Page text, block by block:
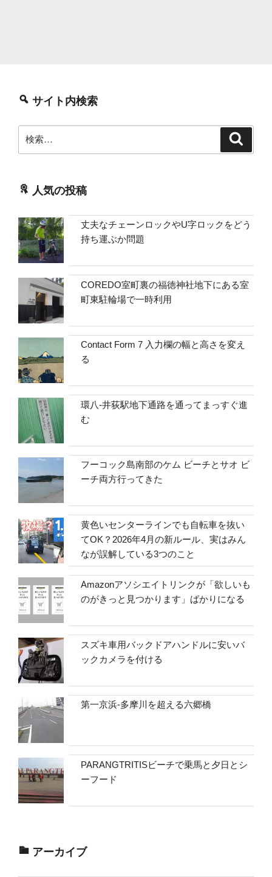
サイト内検索
索:
人気の投稿
丈夫なチェーンロックやU字ロックをどう
持ち運ぶか問題
COREDO室町裏の福徳神社地下にある室
町東駐輪場で一時利用
Contact Form 7 入力欄の幅と高さを変え
る
環八-井荻駅地下通路を通ってまっすぐ進
む
フーコック島南部のケム ビーチとサオ ビ
ーチ両方行ってきた
黄色いセンターラインでも自転車を抜い
てOK？2026年4月の新ルール、実はみん
なが誤解している3つのこと
Amazonアソシエイトリンクが「欲しいも
のがきっと見つかります」ばかりになる
スズキ車用バックドアハンドルに安いバ
ックカメラを付ける
第一京浜-多摩川を超える六郷橋
PARANGTRITISビーチで乗馬と夕日とシ
ーフード
アーカイブ